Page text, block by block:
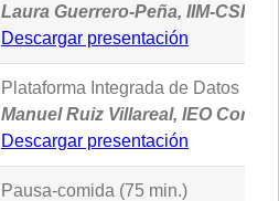
Laura Guerrero-Peña, IIM-CSIC
Descargar presentación
Plataforma Integrada de Datos
Manuel Ruiz Villareal, IEO
Descargar presentación
Pausa-comida (75 min.)